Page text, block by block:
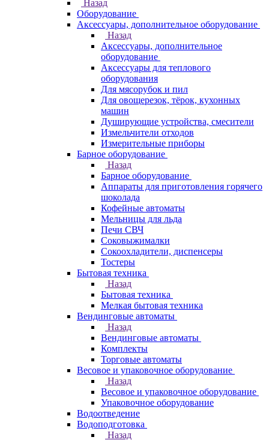
Назад
Оборудование
Аксессуары, дополнительное оборудование
Назад
Аксессуары, дополнительное
оборудование
Аксессуары для теплового
оборудования
Для мясорубок и пил
Для овощерезок, тёрок, кухонных
машин
Душирующие устройства, смесители
Измельчители отходов
Измерительные приборы
Барное оборудование
Назад
Барное оборудование
Аппараты для приготовления горячего
шоколада
Кофейные автоматы
Мельницы для льда
Печи СВЧ
Соковыжималки
Сокоохладители, диспенсеры
Тостеры
Бытовая техника
Назад
Бытовая техника
Мелкая бытовая техника
Вендинговые автоматы
Назад
Вендинговые автоматы
Комплекты
Торговые автоматы
Весовое и упаковочное оборудование
Назад
Весовое и упаковочное оборудование
Упаковочное оборудование
Водоотведение
Водоподготовка
Назад